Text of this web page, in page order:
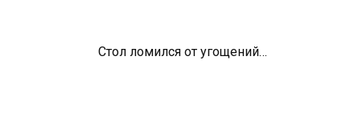
Стол ломился от угощений…